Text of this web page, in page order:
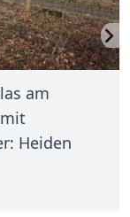
am
Heiden